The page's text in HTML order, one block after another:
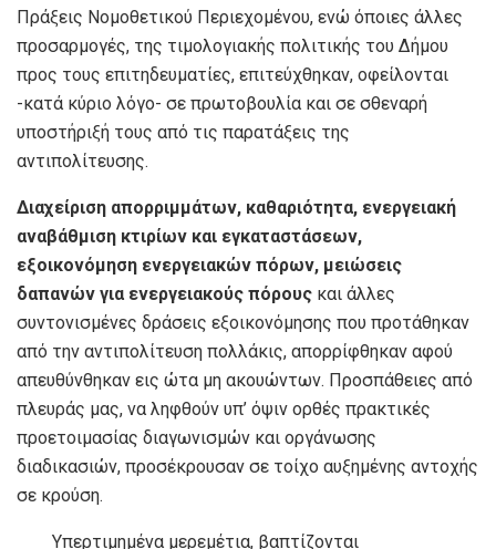
Πράξεις Νομοθετικού Περιεχομένου, ενώ όποιες άλλες
προσαρμογές, της τιμολογιακής πολιτικής του Δήμου
προς τους επιτηδευματίες, επιτεύχθηκαν, οφείλονται
-κατά κύριο λόγο- σε πρωτοβουλία και σε σθεναρή
υποστήριξή τους από τις παρατάξεις της
αντιπολίτευσης.
Διαχείριση απορριμμάτων, καθαριότητα, ενεργειακή
αναβάθμιση κτιρίων και εγκαταστάσεων,
εξοικονόμηση ενεργειακών πόρων, μειώσεις
δαπανών για ενεργειακούς πόρους και άλλες
συντονισμένες δράσεις εξοικονόμησης που προτάθηκαν
από την αντιπολίτευση πολλάκις, απορρίφθηκαν αφού
απευθύνθηκαν εις ώτα μη ακουώντων. Προσπάθειες από
πλευράς μας, να ληφθούν υπ’ όψιν ορθές πρακτικές
προετοιμασίας διαγωνισμών και οργάνωσης
διαδικασιών, προσέκρουσαν σε τοίχο αυξημένης αντοχής
σε κρούση.
Υπερτιμημένα μερεμέτια, βαπτίζονται